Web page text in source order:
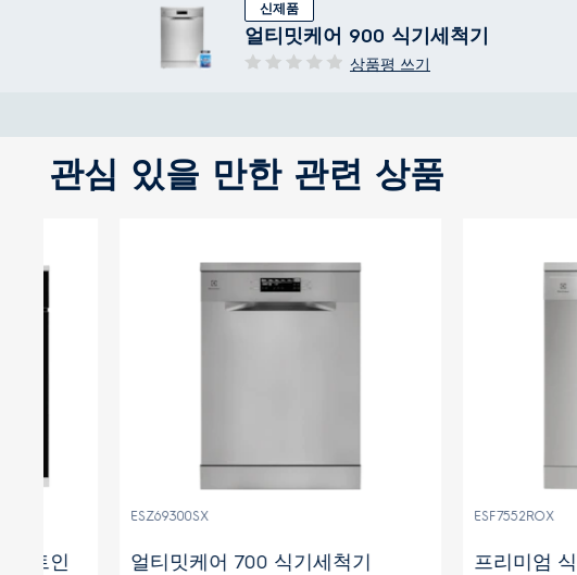
신제품
얼티밋케어 900 식기세척기
상품평 쓰기
관심 있을 만한 관련 상품
3.7 (3)
척기 700
4.8 (6)
프리미엄 식기세척기 500